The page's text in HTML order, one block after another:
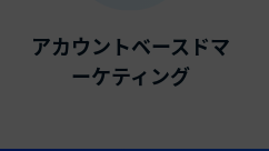
アカウントベースドマ
ーケティング